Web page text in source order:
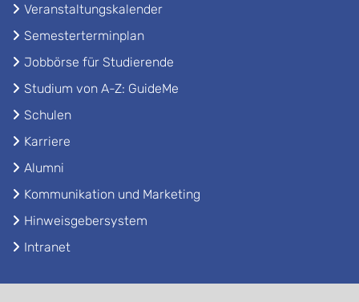
Veranstaltungskalender
Semesterterminplan
Jobbörse für Studierende
Studium von A-Z: GuideMe
Schulen
Karriere
Alumni
Kommunikation und Marketing
Hinweisgebersystem
Intranet